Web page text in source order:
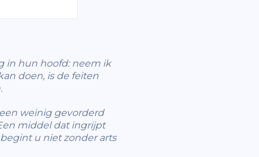
in hun hoofd: neem ik
doen, is de feiten
weinig gevorderd
middel dat ingrijpt
u niet zonder arts